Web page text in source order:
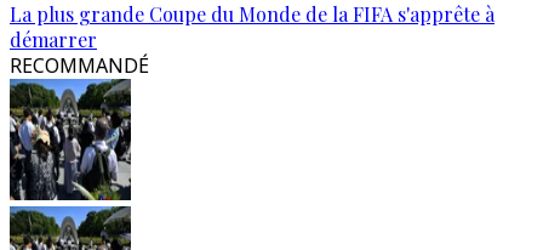
La plus grande Coupe du Monde de la FIFA s'apprête à
démarrer
RECOMMANDÉ